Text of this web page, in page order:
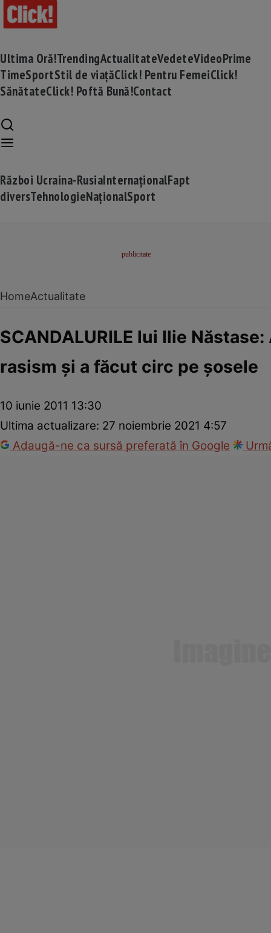
Ultima Oră!TrendingActualitateVedeteVideoPrime
TimeSportStil de viațăClick! Pentru FemeiClick!
SănătateClick! Poftă Bună!Contact
Război Ucraina-RusiaInternaționalFapt
diversTehnologieNaționalSport
HomeActualitate
SCANDALURILE lui Ilie
rasism şi a făcut circ pe şosele
10 iunie 2011 13:30
Ultima actualizare: 27 noiembrie 2021 4:57
Adaugă-ne ca sursă preferată în Google